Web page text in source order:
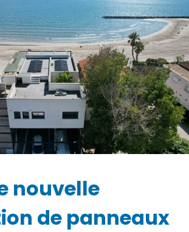
nouvelle
de panneaux